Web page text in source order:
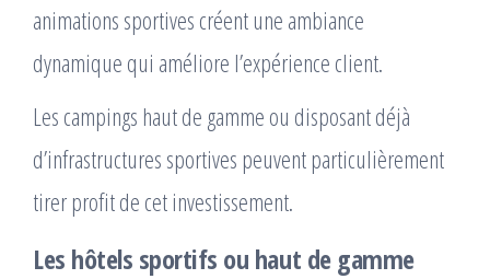
animations sportives créent une ambiance
dynamique qui améliore l’expérience client.
Les campings haut de gamme ou disposant déjà
d’infrastructures sportives peuvent particulièrement
tirer profit de cet investissement.
Les hôtels sportifs ou haut de gamme